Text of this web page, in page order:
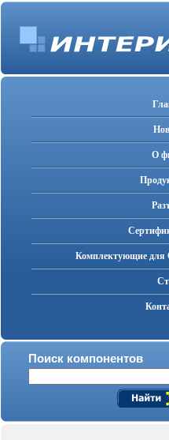
О
Комплектующие
Поиск компонентов